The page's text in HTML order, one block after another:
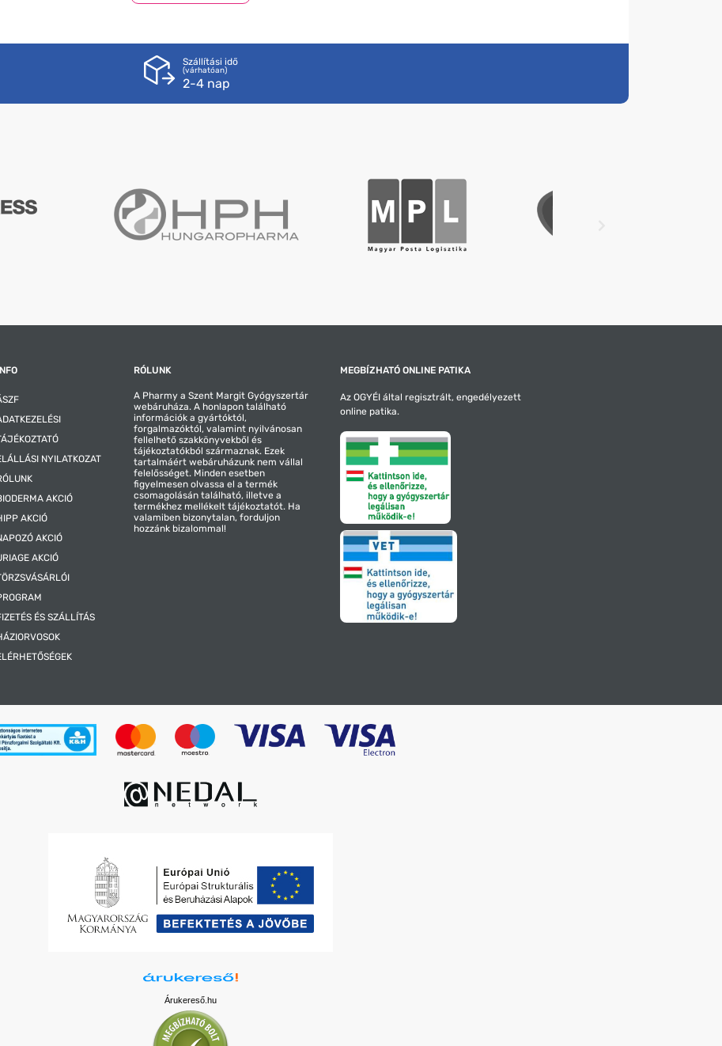
Szállítási idő
(várhatóan)
2-4 nap
NYILATKOZAT
AKCIÓ
AKCIÓ
AKCIÓ
AKCIÓ
ÉS SZÁLLÍTÁS
RÓLUNK
A Pharmy a Szent Margit Gyógyszertár
webáruháza. A honlapon található
információk a gyártóktól,
forgalmazóktól, valamint nyilvánosan
fellelhető szakkönyvekből és
tájékoztatókból származnak. Ezek
tartalmáért webáruházunk nem vállal
felelősséget. Minden esetben
figyelmesen olvassa el a termék
csomagolásán található, illetve a
termékhez mellékelt tájékoztatót. Ha
valamiben bizonytalan, forduljon
hozzánk bizalommal!
MEGBÍZHATÓ ONLINE PATIKA
Az OGYÉI által regisztrált, engedélyezett
online patika.
Árukereső.hu